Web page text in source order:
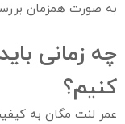
به صورت همزمان
چه زمانی
کنیم؟
عمر لنت مگان به